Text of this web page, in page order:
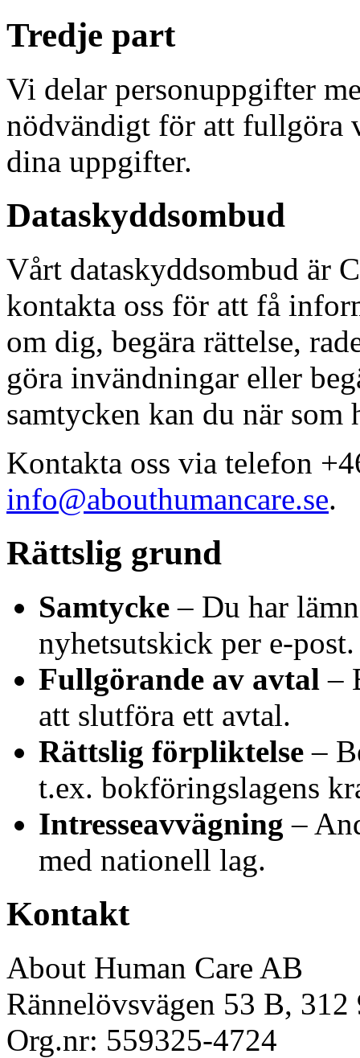
Tredje part
Vi delar personuppgifter
nödvändigt för att fullgöra
dina uppgifter.
Dataskyddsombud
Vårt dataskyddsombud är
kontakta oss för att få
om dig, begära rättelse,
göra invändningar eller
samtycken kan du när som
Kontakta oss via telefon
info@abouthumancare.se.
Rättslig grund
Samtycke – Du har
nyhetsutskick per e-post.
Fullgörande av avtal –
att slutföra ett avtal.
Rättslig förpliktelse –
t.ex. bokföringslagens
Intresseavvägning –
med nationell lag.
Kontakt
About Human Care AB
Rännelövsvägen 53 B,
Org.nr: 559325-4724